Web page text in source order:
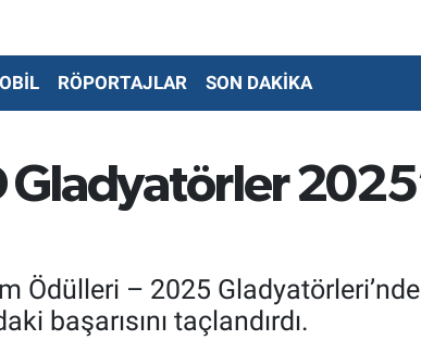
RÖPORTAJLAR SON DAKİKA
Gladyatörler
Ödülleri – 2025
başarısını taçlandırdı.